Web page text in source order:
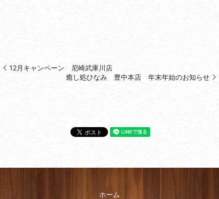
12月キャンペーン 尼崎武庫川店
癒し処ひなみ 豊中本店 年末年始のお知らせ
ホーム